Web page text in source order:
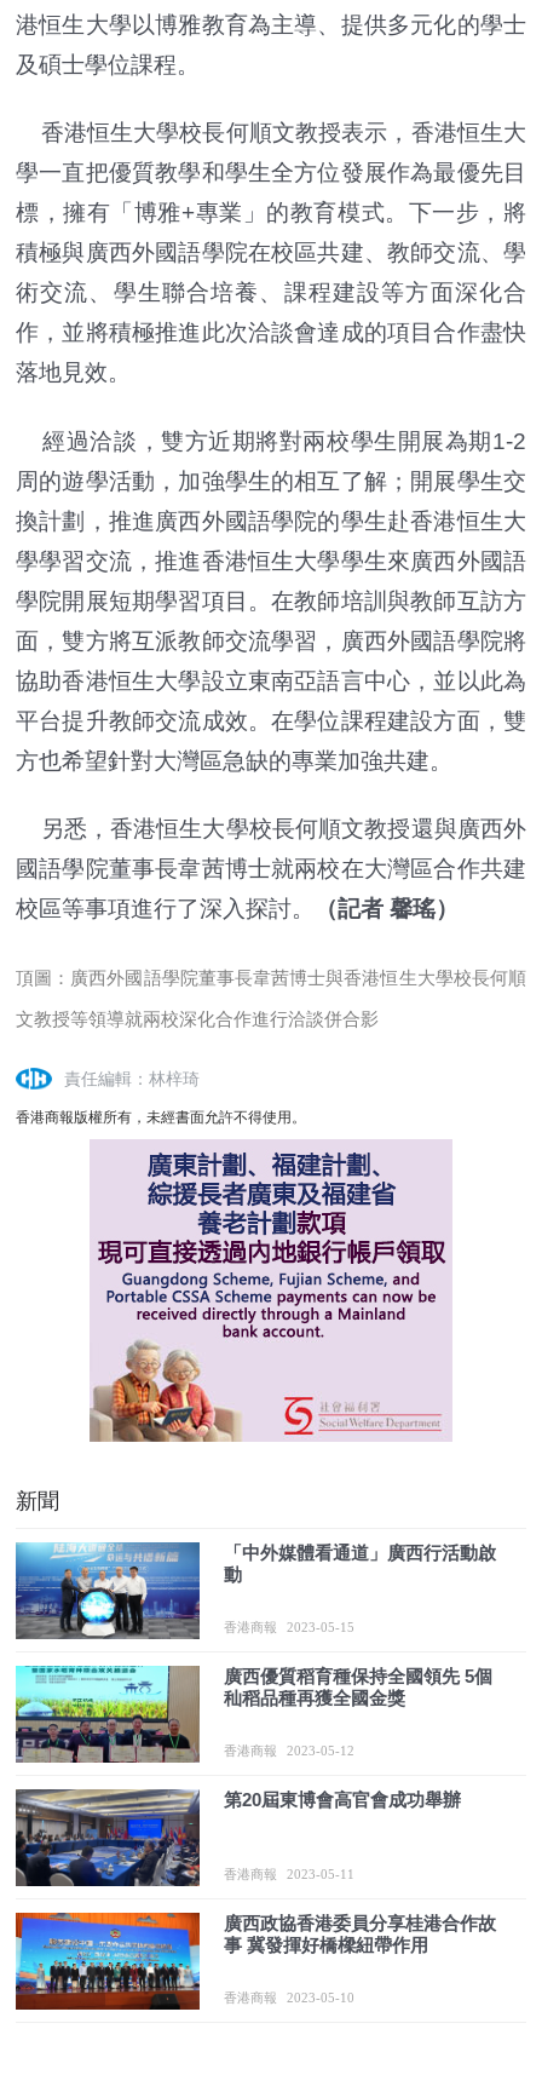
港恒生大學以博雅教育為主導、提供多元化的學士
及碩士學位課程。
香港恒生大學校長何順文教授表示，香港恒生大
學一直把優質教學和學生全方位發展作為最優先目
標，擁有「博雅+專業」的教育模式。下一步，將
積極與廣西外國語學院在校區共建、教師交流、學
術交流、學生聯合培養、課程建設等方面深化合
作，並將積極推進此次洽談會達成的項目合作盡快
落地見效。
經過洽談，雙方近期將對兩校學生開展為期1-2
周的遊學活動，加強學生的相互了解；開展學生交
換計劃，推進廣西外國語學院的學生赴香港恒生大
學學習交流，推進香港恒生大學學生來廣西外國語
學院開展短期學習項目。在教師培訓與教師互訪方
面，雙方將互派教師交流學習，廣西外國語學院將
協助香港恒生大學設立東南亞語言中心，並以此為
平台提升教師交流成效。在學位課程建設方面，雙
方也希望針對大灣區急缺的專業加強共建。
另悉，香港恒生大學校長何順文教授還與廣西外
國語學院董事長韋茜博士就兩校在大灣區合作共建
校區等事項進行了深入探討。
（記者 馨瑤）
頂圖：廣西外國語學院董事長韋茜博士與香港恒生大學校長何順
文教授等領導就兩校深化合作進行洽談併合影
責任編輯：林梓琦
香港商報版權所有，未經書面允許不得使用。
新聞
「中外媒體看通道」廣西行活動啟
動
香港商報 2023-05-15
廣西優質稻育種保持全國領先 5個
秈稻品種再獲全國金獎
香港商報 2023-05-12
第20屆東博會高官會成功舉辦
香港商報 2023-05-11
廣西政協香港委員分享桂港合作故
事 冀發揮好橋樑紐帶作用
香港商報 2023-05-10